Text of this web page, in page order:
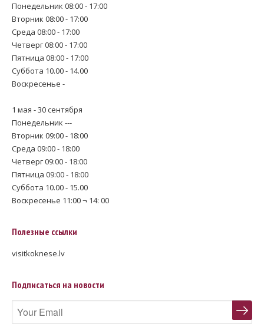
Понедельник 08:00 - 17:00
Вторник 08:00 - 17:00
Среда 08:00 - 17:00
Четверг 08:00 - 17:00
Пятница 08:00 - 17:00
Суббота 10.00 - 14.00
Воскресенье -
1 мая - 30 сентября
Понедельник ---
Вторник 09:00 - 18:00
Среда 09:00 - 18:00
Четверг 09:00 - 18:00
Пятница 09:00 - 18:00
Суббота 10.00 - 15.00
Воскресенье 11:00 ¬ 14: 00
Полезные ссылки
visitkoknese.lv
Подписаться на новости